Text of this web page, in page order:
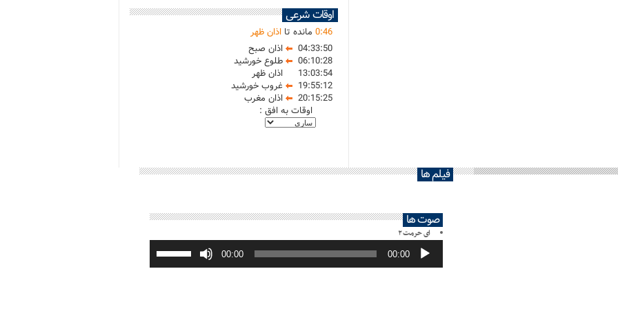
اوقات شرعی
0:46 مانده تااذان ظهر
04:33:50
اذان صبح
06:10:28
طلوع خورشید
13:03:54
اذان ظهر
19:55:12
غروب خورشید
20:15:25
اذان مغرب
اوقات به افق :
فیلم ها
صوت ها
ای حرمت ۲
پخش‌کننده
صوت 00:00
00:00
برای
افزایش
یا
صدا